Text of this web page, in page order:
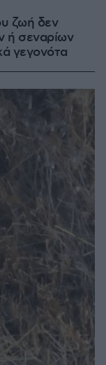
ζωή δεν
ή σεναρίων
γεγονότα